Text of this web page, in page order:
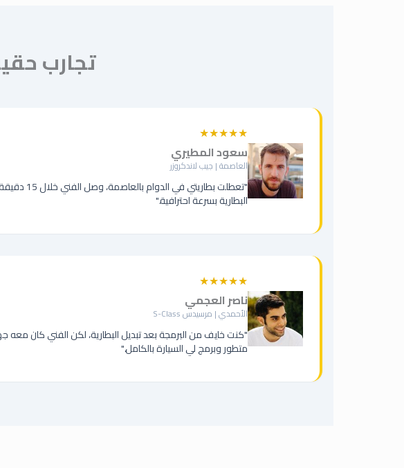
تجارب
★★★★★
سعود المطيري
العاصمة | جيب لاندكروزر
"تعطلت بطاريتي في الدوام
البطارية بسرعة احترافية."
★★★★★
ناصر العجمي
الأحمدي | مرسيدس S-Class
"كنت خايف من البرمجة بعد تبديل البطارية، لكن الفني كان معه
متطور وبرمج لي السيارة بالكامل."